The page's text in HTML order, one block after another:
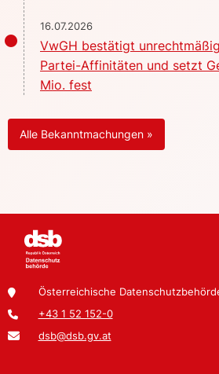
16.07.2026
VwGH bestätigt
Partei-Affinitäten und setzt
Mio. fest
Alle Bekanntmachungen »
Österreichische
+43 1 52 152-0
dsb@dsb.gv.at